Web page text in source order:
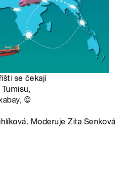
se čekají
, ©
Moderuje Zita Senková